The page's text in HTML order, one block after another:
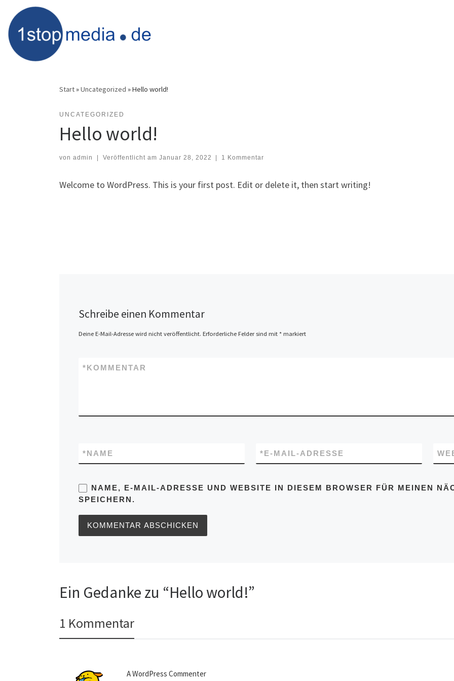
content
Start»Uncategorized »Hello world!
UNCATEGORIZED
Hello world!
von admin Veröffentlicht am Januar 28, 2022 1 Kommentar
Welcome to WordPress. This is your first post. Edit or delete it, then start writing!
Schreibe einen Kommentar
Deine E-Mail-Adresse wird nicht veröffentlicht. Erforderliche Felder sind mit *markiert
KOMMENTAR
*
NAME
* E-MAIL-ADRESSE
*
NAME, E-MAIL-ADRESSE UND WEBSITE IN DIESEM BROWSER FÜR MEINEN
SPEICHERN.
Ein Gedanke zu “Hello world!”
1 Kommentar
A WordPress Commenter